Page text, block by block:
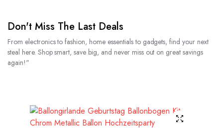
Don't Miss The Last Deals
From electronics to fashion, home essentials to gadgets, find your next
steal here. Shop smart, save big, and never miss out on great savings
again!"